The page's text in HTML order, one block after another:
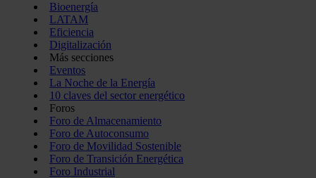
Bioenergía
LATAM
Eficiencia
Digitalización
Más secciones
Eventos
La Noche de la Energía
10 claves del sector energético
Foros
Foro de Almacenamiento
Foro de Autoconsumo
Foro de Movilidad Sostenible
Foro de Transición Energética
Foro Industrial